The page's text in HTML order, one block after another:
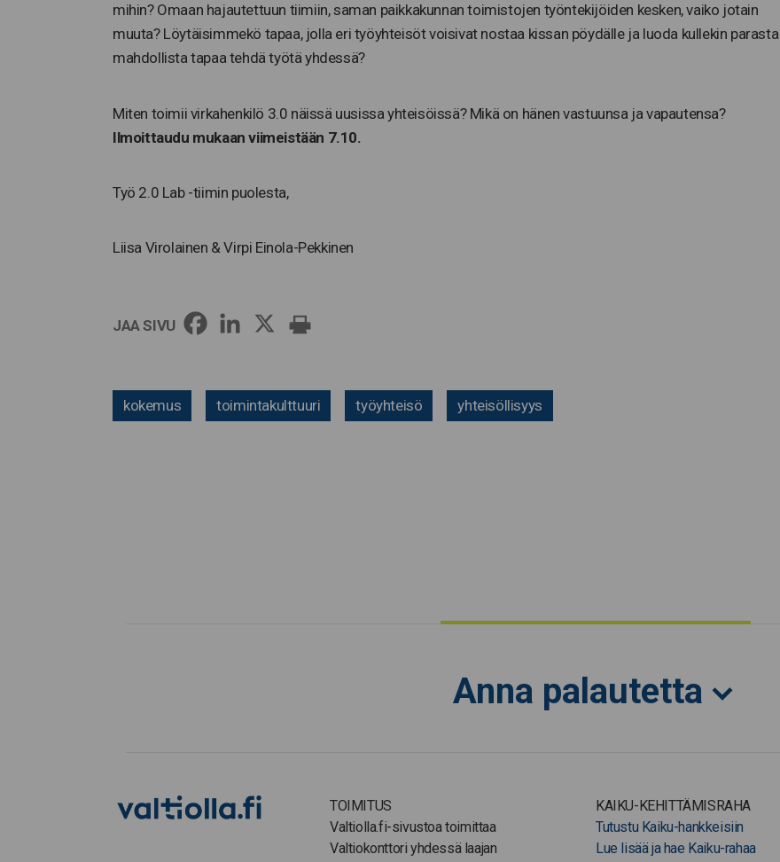
mihin? Omaan hajautettuun tiimiin, saman paikkakunnan toimistojen työntekijöiden kesken, vaiko jotain
muuta? Löytäisimmekö tapaa, jolla eri työyhteisöt voisivat nostaa kissan pöydälle ja luoda kullekin parasta
mahdollista tapaa tehdä työtä yhdessä?
Miten toimii virkahenkilö 3.0 näissä uusissa yhteisöissä? Mikä on hänen vastuunsa ja vapautensa?
Ilmoittaudu mukaan viimeistään 7.10.
Työ 2.0 Lab -tiimin puolesta,
Liisa Virolainen & Virpi Einola-Pekkinen
JAA SIVU
kokemus toimintakulttuuri työyhteisö yhteisöllisyys
Anna palautetta
TOIMITUS
Valtiolla.fi-sivustoa toimittaa
Valtiokonttori yhdessä laajan
KAIKU-KEHITTÄMISRAHA
Tutustu Kaiku-hankkeisiin
Lue lisää ja hae Kaiku-rahaa